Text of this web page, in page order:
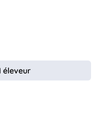
éleveur